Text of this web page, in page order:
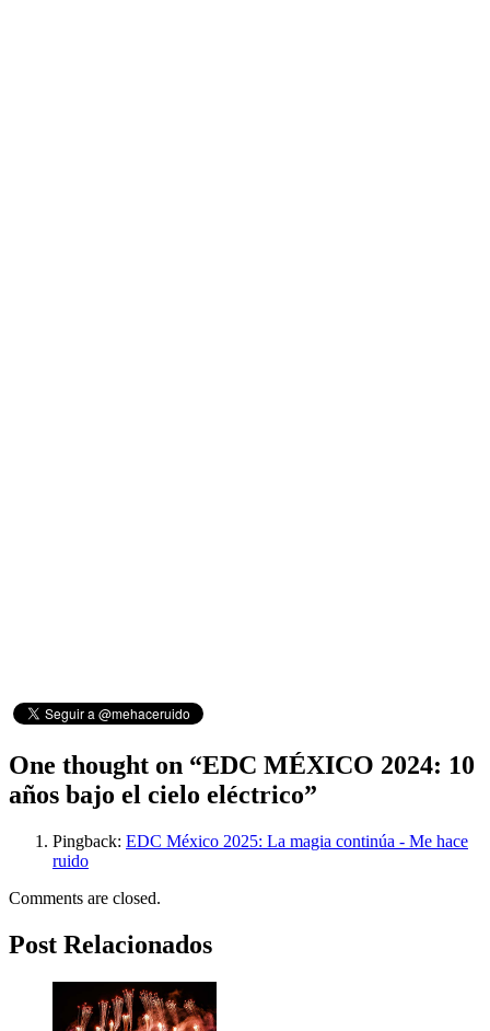
One thought on “EDC MÉXICO 2024: 10
años bajo el cielo eléctrico”
Pingback: EDC México 2025: La magia continúa - Me hace
ruido
Comments are closed.
Post Relacionados